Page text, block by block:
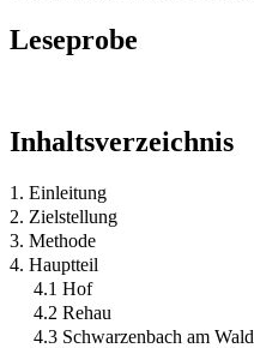
Leseprobe
Inhaltsverzeichnis
1. Einleitung
2. Zielstellung
3. Methode
4. Hauptteil
4.1 Hof
4.2 Rehau
4.3 Schwarzenbach am Wald